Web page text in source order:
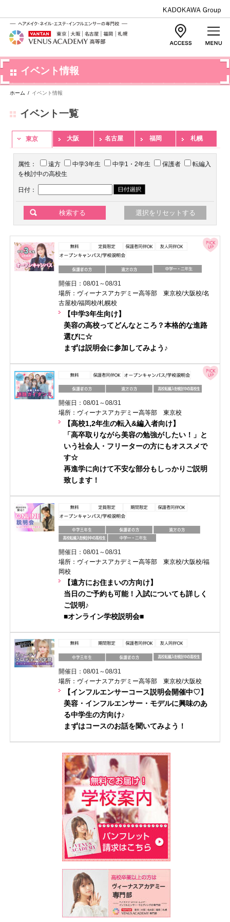
イベント情報
ホーム / イベント情報
イベント一覧
東京 大阪 名古屋 福岡 札幌
属性： 遠方 中学3年生 中学1・2年生 保護者
転編入
を検討中の高校生
日付：
開催日：08/01～08/31
場所：ヴィーナスアカデミー高等部 東京校/大阪校/名
古屋校/福岡校/札幌校
【中学3年生向け】
美容の高校ってどんなところ？本格的な進路
選びに☆
まずは説明会に参加してみよう♪
開催日：08/01～08/31
場所：ヴィーナスアカデミー高等部 東京校
【高校1,2年生の転入&編入者向け】
「高卒取りながら美容の勉強がしたい！」と
いう社会人・フリーターの方にもオススメで
す☆
再進学に向けて不安な部分もしっかりご説明
致します！
開催日：08/01～08/31
場所：ヴィーナスアカデミー高等部 東京校/大阪校/福
岡校
【遠方にお住まいの方向け】
当日のご予約も可能！入試についても詳しく
ご説明♪
■オンライン学校説明会■
開催日：08/01～08/31
場所：ヴィーナスアカデミー高等部 東京校/大阪校
【インフルエンサーコース説明会開催中♡】
美容・インフルエンサー・モデルに興味のあ
る中学生の方向け♪
まずはコースのお話を聞いてみよう！